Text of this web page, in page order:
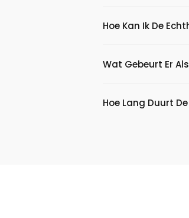
Hoe Kan Ik De
Wat Gebeurt Er
Hoe Lang Duurt